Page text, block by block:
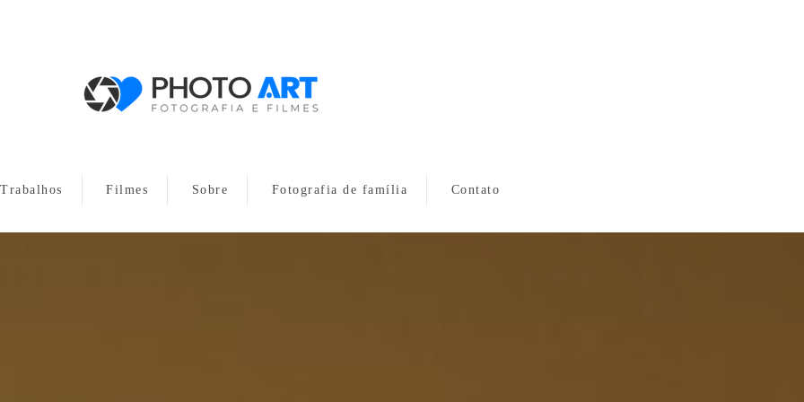
Trabalhos Filmes Sobre Fotografia de família Contato